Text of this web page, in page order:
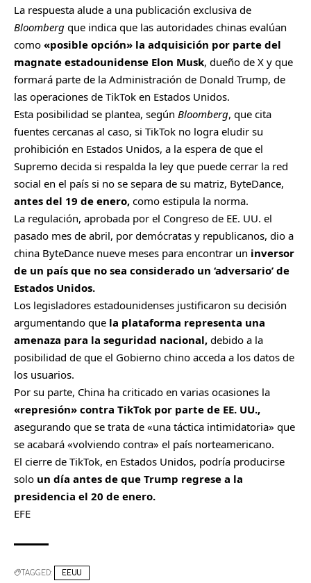
La respuesta alude a una publicación exclusiva de
Bloomberg que indica que las autoridades chinas evalúan
como «posible opción» la adquisición por parte del
magnate estadounidense Elon Musk, dueño de X y que
formará parte de la Administración de Donald Trump, de
las operaciones de TikTok en Estados Unidos.
Esta posibilidad se plantea, según Bloomberg, que cita
fuentes cercanas al caso, si TikTok no logra eludir su
prohibición en Estados Unidos, a la espera de que el
Supremo decida si respalda la ley que puede cerrar la red
social en el país si no se separa de su matriz, ByteDance,
antes del 19 de enero, como estipula la norma.
La regulación, aprobada por el Congreso de EE. UU. el
pasado mes de abril, por demócratas y republicanos, dio a
china ByteDance nueve meses para encontrar un inversor
de un país que no sea considerado un ‘adversario’ de
Estados Unidos.
Los legisladores estadounidenses justificaron su decisión
argumentando que la plataforma representa una
amenaza para la seguridad nacional, debido a la
posibilidad de que el Gobierno chino acceda a los datos de
los usuarios.
Por su parte, China ha criticado en varias ocasiones la
«represión» contra TikTok por parte de EE. UU.,
asegurando que se trata de «una táctica intimidatoria» que
se acabará «volviendo contra» el país norteamericano.
El cierre de TikTok, en Estados Unidos, podría producirse
solo un día antes de que Trump regrese a la
presidencia el 20 de enero.
EFE
TAGGED: EEUU